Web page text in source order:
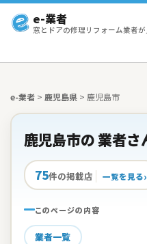
e-業者
窓とドアの修理リフォーム業者
e-業者 > 鹿児島県 > 鹿児島市
鹿児島市の 業者さ
75件の掲載店 一覧を見る
このページの内容
業者一覧